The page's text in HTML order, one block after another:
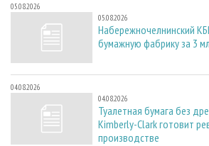
05.08.2026
05.08.2026
Набережночелнинский
бумажную фабрику за 3
04.08.2026
04.08.2026
Туалетная бумага без
Kimberly-Clark готовит
производстве